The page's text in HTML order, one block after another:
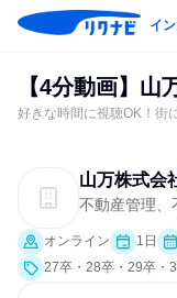
イ
【4分動画】山
好きな時間に視聴OK！街
山万株式会
不動産管理、
オンライン 1日
27卒・28卒・29卒・